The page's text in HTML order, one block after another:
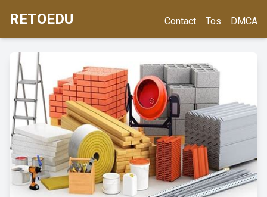
RETOEDU Contact Tos DMCA